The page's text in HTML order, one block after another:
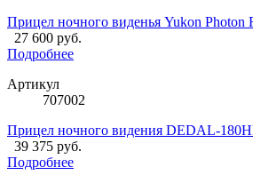
Прицел ночного виденья Yukon Photon
27 600 руб.
Подробнее
Артикул
707002
Прицел ночного видения DEDAL-
39 375 руб.
Подробнее